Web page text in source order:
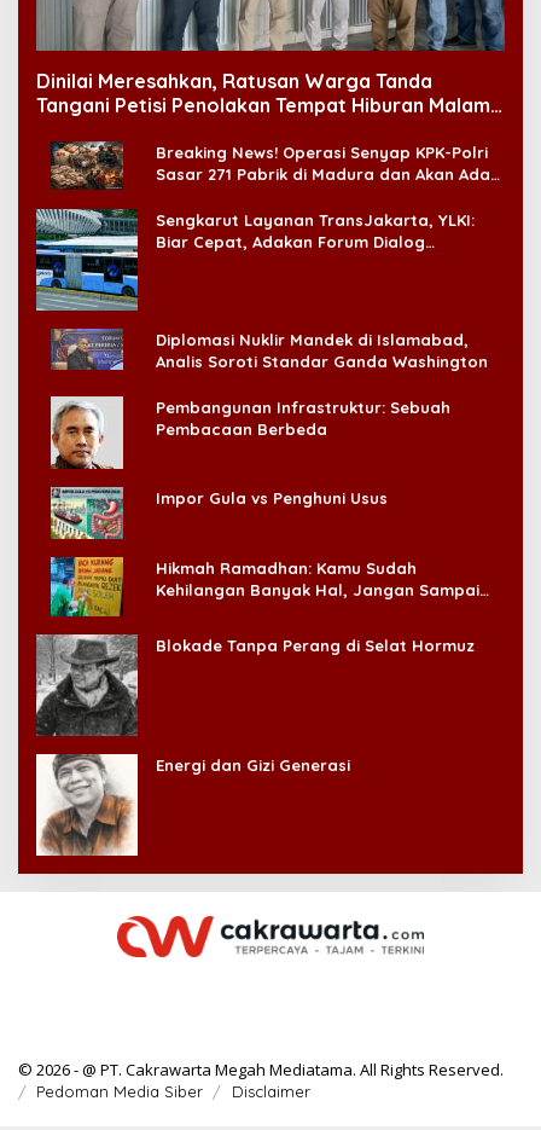
Dinilai Meresahkan, Ratusan Warga Tanda
Tangani Petisi Penolakan Tempat Hiburan Malam
Breaking News! Operasi Senyap KPK-Polri
Sasar 271 Pabrik di Madura dan Akan Ada
Sengkarut Layanan TransJakarta, YLKI:
Biar Cepat, Adakan Forum Dialog
Diplomasi Nuklir Mandek di Islamabad,
Analis Soroti Standar Ganda Washington
Pembangunan Infrastruktur: Sebuah
Pembacaan Berbeda
Impor Gula vs Penghuni Usus
Hikmah Ramadhan: Kamu Sudah
Kehilangan Banyak Hal, Jangan Sampai
Blokade Tanpa Perang di Selat Hormuz
Energi dan Gizi Generasi
© 2026 - @ PT. Cakrawarta Megah Mediatama. All Rights Reserved.
Pedoman Media Siber Disclaimer